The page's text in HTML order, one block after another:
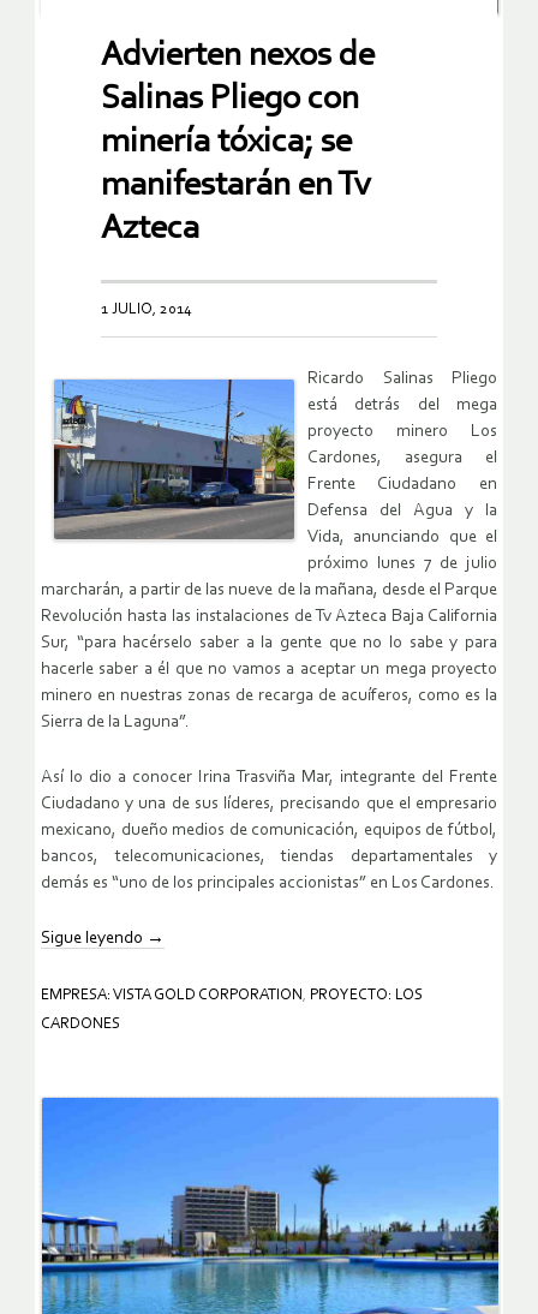
Advierten nexos de
Salinas Pliego con
minería tóxica; se
manifestarán en Tv
Azteca
1 JULIO, 2014
Ricardo Salinas Pliego
está detrás del mega
proyecto minero Los
Cardones, asegura el
Frente Ciudadano en
Defensa del Agua y la
Vida, anunciando que el
próximo lunes 7 de julio
marcharán, a partir de las nueve de la mañana, desde el Parque
Revolución hasta las instalaciones de Tv Azteca Baja California
Sur, “para hacérselo saber a la gente que no lo sabe y para
hacerle saber a él que no vamos a aceptar un mega proyecto
minero en nuestras zonas de recarga de acuíferos, como es la
Sierra de la Laguna”.
Así lo dio a conocer Irina Trasviña Mar, integrante del Frente
Ciudadano y una de sus líderes, precisando que el empresario
mexicano, dueño medios de comunicación, equipos de fútbol,
bancos, telecomunicaciones, tiendas departamentales y
demás es “uno de los principales accionistas” en Los Cardones.
Sigue leyendo →
EMPRESA: VISTA GOLD CORPORATION
PROYECTO: LOS
CARDONES